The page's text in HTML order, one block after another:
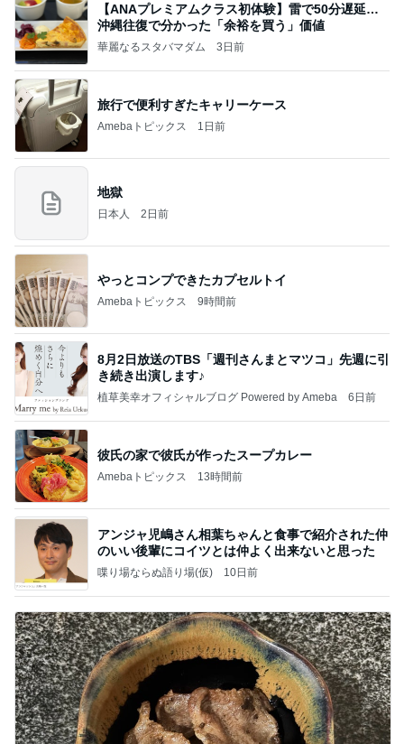
【ANAプレミアムクラス初体験】雷で50分遅延…
沖縄往復で分かった「余裕を買う」価値
華麗なるスタバマダム 3日前
旅行で便利すぎたキャリーケース
Amebaトピックス 1日前
地獄
日本人 2日前
やっとコンプできたカプセルトイ
Amebaトピックス 9時間前
8月2日放送のTBS「週刊さんまとマツコ」先週に引
き続き出演します♪
植草美幸オフィシャルブログ Powered by Ameba 6日前
彼氏の家で彼氏が作ったスープカレー
Amebaトピックス 13時間前
アンジャ児嶋さん相葉ちゃんと食事で紹介された仲
のいい後輩にコイツとは仲よく出来ないと思った
喋り場ならぬ語り場(仮) 10日前